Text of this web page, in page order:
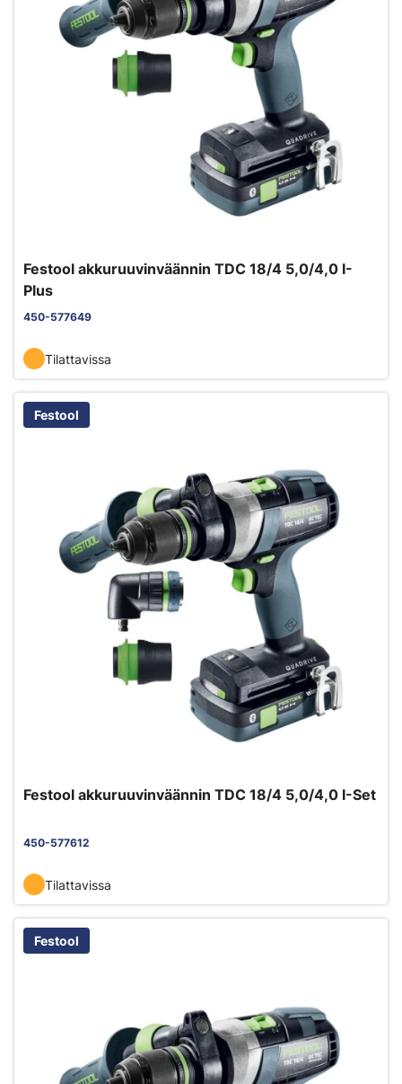
Festool akkuruuvinväännin TDC 18/4 5,0/4,0 I-
Plus
450-577649
Tilattavissa
Festool
Festool akkuruuvinväännin TDC 18/4 5,0/4,0 I-Set
450-577612
Tilattavissa
Festool